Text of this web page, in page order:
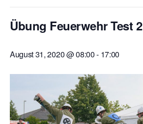
Übung Feuerwehr Test 2
August 31, 2020 @ 08:00- 17:00